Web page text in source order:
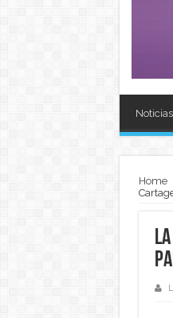
Noticias
Home